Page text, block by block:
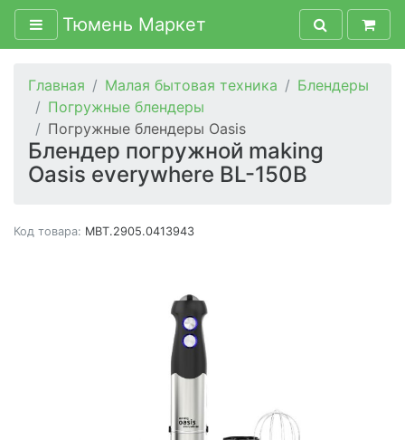
Тюмень Маркет
Главная Малая бытовая техника
Блендеры
Погружные блендеры
Погружные блендеры Oasis
Блендер погружной making
Oasis everywhere BL-150B
Код товара: MBT.2905.0413943